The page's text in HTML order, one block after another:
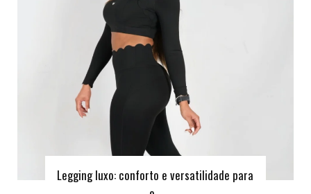
Legging luxo: conforto e versatilidade para